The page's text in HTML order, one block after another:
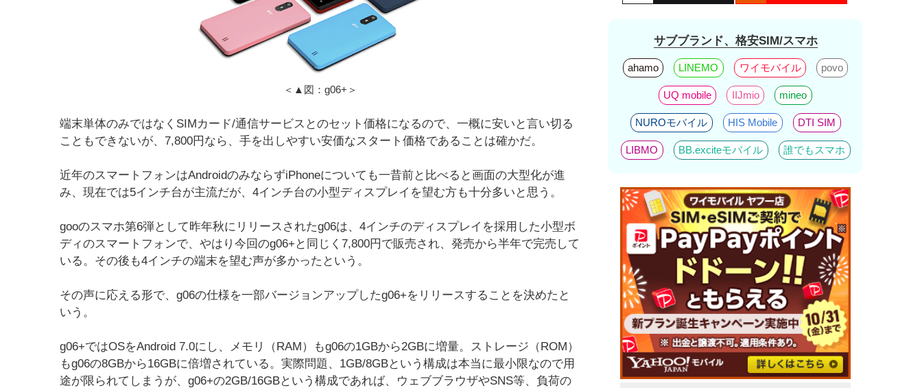
＜▲図：g06+＞
端末単体のみではなくSIMカード/通信サービスとのセット価格になるので、一概に安いと言い切る
こともできないが、7,800円なら、手を出しやすい安価なスタート価格であることは確かだ。
近年のスマートフォンはAndroidのみならずiPhoneについても一昔前と比べると画面の大型化が進
み、現在では5インチ台が主流だが、4インチ台の小型ディスプレイを望む方も十分多いと思う。
gooのスマホ第6弾として昨年秋にリリースされたg06は、4インチのディスプレイを採用した小型ボ
ディのスマートフォンで、やはり今回のg06+と同じく7,800円で販売され、発売から半年で完売して
いる。その後も4インチの端末を望む声が多かったという。
その声に応える形で、g06の仕様を一部バージョンアップしたg06+をリリースすることを決めたと
いう。
g06+ではOSをAndroid 7.0にし、メモリ（RAM）もg06の1GBから2GBに増量。ストレージ（ROM）
もg06の8GBから16GBに倍増されている。実際問題、1GB/8GBという構成は本当に最小限なので用
途が限られてしまうが、g06+の2GB/16GBという構成であれば、ウェブブラウザやSNS等、負荷の
サブブランド、格安SIM/スマホ
ahamo LINEMO ワイモバイル povo
UQ mobile IIJmio mineo
NUROモバイル HIS Mobile DTI SIM
LIBMO BB.exciteモバイル 誰でもスマホ